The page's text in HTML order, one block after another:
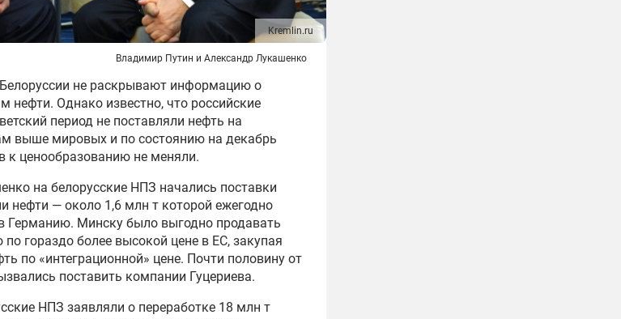
Kremlin.ru
Владимир Путин и Александр Лукашенко
Белоруссии не раскрывают информацию о
нефти. Однако известно, что российские
период не поставляли нефть на
выше мировых и по состоянию на декабрь
к ценообразованию не меняли.
на белорусские НПЗ начались поставки
нефти — около 1,6 млн т которой ежегодно
Германию. Минску было выгодно продавать
гораздо более высокой цене в ЕС, закупая
по «интеграционной» цене. Почти половину от
поставить компании Гуцериева.
НПЗ заявляли о переработке 18 млн т